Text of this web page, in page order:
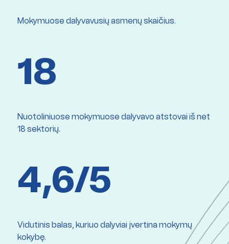
Mokymuose dalyvavusių asmenų skaičius.
18
Nuotoliniuose mokymuose dalyvavo atstovai iš net
18 sektorių.
4,6/5
Vidutinis balas, kuriuo dalyviai įvertina mokymų
kokybę.